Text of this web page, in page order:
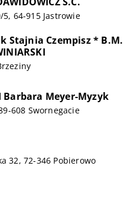
64-915 Jastrowie
Stajnia Czempisz * B.M.
Barbara Meyer-Myzyk
608 Swornegacie
32, 72-346 Pobierowo